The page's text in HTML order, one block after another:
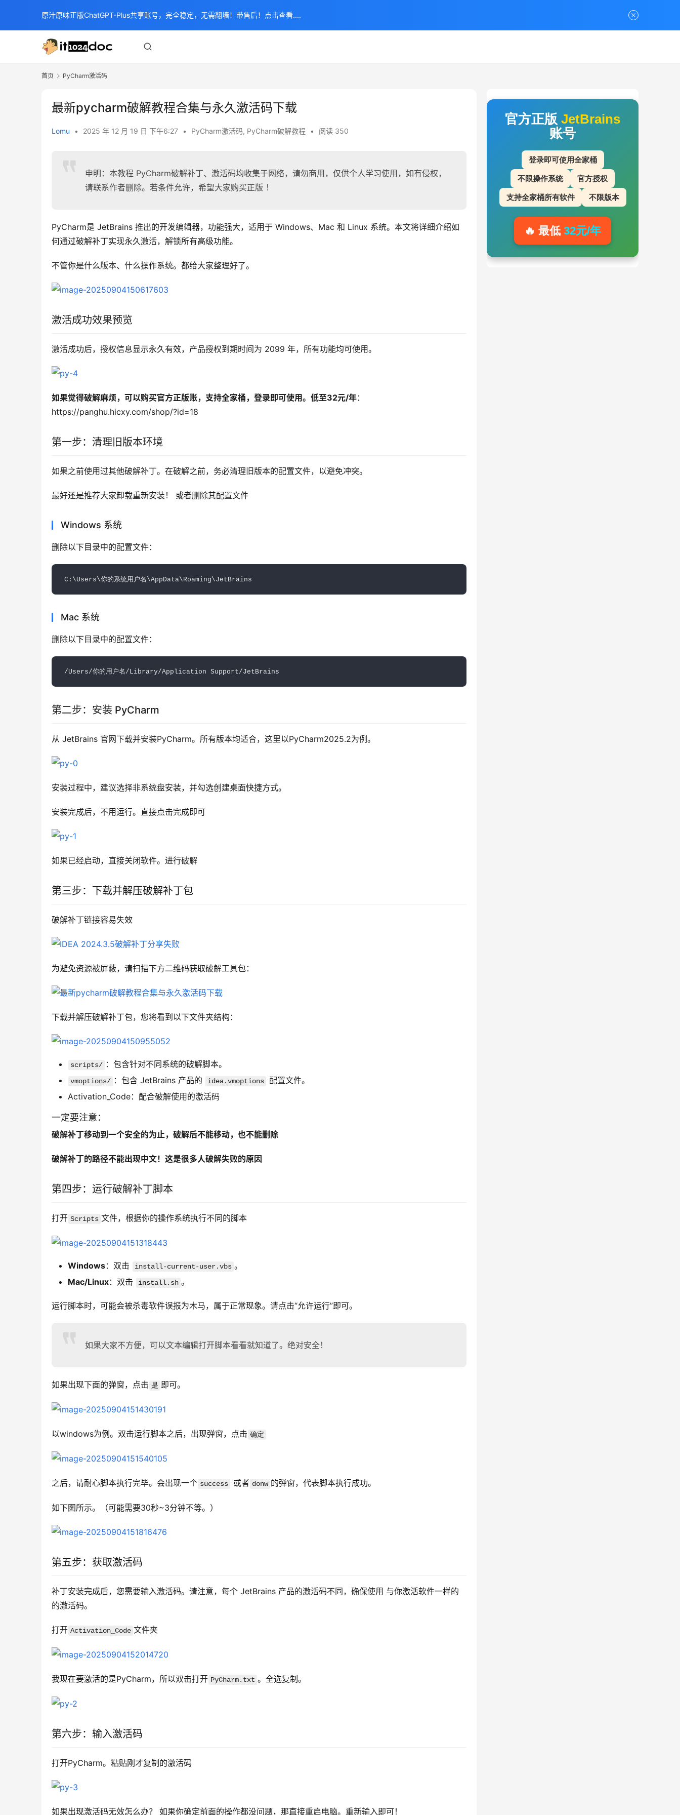
首页 PyCharm激活码
最新pycharm破解教程合集与永久激活码下载
Lomu • 2025 年 12 月 19 日 下午6:27 • PyCharm激活码, PyCharm破解教程 • 阅读 350
申明：本教程 PyCharm破解补丁、激活码均收集于网络，请勿商用，仅供个人学习使用，如有侵权，
请联系作者删除。若条件允许，希望大家购买正版 ！
PyCharm是 JetBrains 推出的开发编辑器，功能强大，适用于 Windows、Mac 和 Linux 系统。本文将详细介绍如
何通过破解补丁实现永久激活，解锁所有高级功能。
不管你是什么版本、什么操作系统。都给大家整理好了。
激活成功效果预览
激活成功后，授权信息显示永久有效，产品授权到期时间为 2099 年，所有功能均可使用。
如果觉得破解麻烦，可以购买官方正版账，支持全家桶，登录即可使用。低至32元/年：
https://panghu.hicxy.com/shop/?id=18
第一步：清理旧版本环境
如果之前使用过其他破解补丁。在破解之前，务必清理旧版本的配置文件，以避免冲突。
最好还是推荐大家卸载重新安装！ 或者删除其配置文件
Windows 系统
删除以下目录中的配置文件：
Mac 系统
删除以下目录中的配置文件：
第二步：安装 PyCharm
从 JetBrains 官网下载并安装PyCharm。所有版本均适合，这里以PyCharm2025.2为例。
安装过程中，建议选择非系统盘安装，并勾选创建桌面快捷方式。
安装完成后，不用运行。直接点击完成即可
如果已经启动，直接关闭软件。进行破解
第三步：下载并解压破解补丁包
破解补丁链接容易失效
为避免资源被屏蔽，请扫描下方二维码获取破解工具包：
下载并解压破解补丁包，您将看到以下文件夹结构：
scripts/ ：包含针对不同系统的破解脚本。
vmoptions/ ：包含 JetBrains 产品的 idea.vmoptions
配置文件。
Activation_Code：配合破解使用的激活码
一定要注意：
破解补丁移动到一个安全的为止，破解后不能移动，也不能删除
破解补丁的路径不能出现中文！这是很多人破解失败的原因
第四步：运行破解补丁脚本
打开 Scripts 文件，根据你的操作系统执行不同的脚本
Windows：双击 install-current-user.vbs 。
Mac/Linux：双击 install.sh 。
运行脚本时，可能会被杀毒软件误报为木马，属于正常现象。请点击“允许运行”即可。
如果大家不方便，可以文本编辑打开脚本看看就知道了。绝对安全！
如果出现下面的弹窗，点击 是 即可。
以windows为例。双击运行脚本之后，出现弹窗，点击 确定
之后，请耐心脚本执行完毕。会出现一个 success 或者 donw 的弹窗，代表脚本执行成功。
如下图所示。（可能需要30秒~3分钟不等。）
第五步：获取激活码
补丁安装完成后，您需要输入激活码。请注意，每个 JetBrains 产品的激活码不同，确保使用 与你激活软件一样的
的激活码。
打开 Activation_Code 文件夹
我现在要激活的是PyCharm，所以双击打开 PyCharm.txt 。全选复制。
第六步：输入激活码
打开PyCharm。粘贴刚才复制的激活码
如果出现激活码无效怎么办？ 如果你确定前面的操作都没问题，那直接重启电脑。重新输入即可！
官方正版 JetBrains
账号
登录即可使用全家桶
不限操作系统 官方授权
支持全家桶所有软件 不限版本
🔥 最低 32元/年
原汁原味正版ChatGPT-Plus共享账号，完全稳定，无需翻墙！带售后！点击查看....